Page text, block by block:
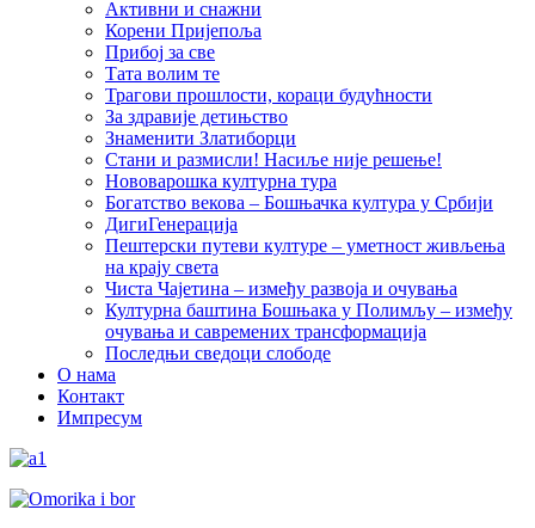
Активни и снажни
Корени Пријепоља
Прибој за све
Тата волим те
Трагови прошлости, кораци будућности
За здравије детињство
Знаменити Златиборци
Стани и размисли! Насиље није решење!
Нововарошка културна тура
Богатство векова – Бошњачка култура у Србији
ДигиГенерација
Пештерски путеви културе – уметност живљења
на крају света
Чиста Чајетина – између развоја и очувања
Културна баштина Бошњака у Полимљу – између
очувања и савремених трансформација
Последњи сведоци слободе
О нама
Контакт
Импресум